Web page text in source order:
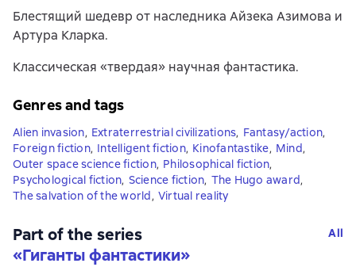
Блестящий шедевр от наследника Айзека Азимова и
Артура Кларка.
Классическая «твердая» научная фантастика.
Genres and tags
Alien invasion, Extraterrestrial civilizations, Fantasy/action,
Foreign fiction, Intelligent fiction, Kinofantastike, Mind,
Outer space science fiction, Philosophical fiction,
Psychological fiction, Science fiction, The Hugo award,
The salvation of the world, Virtual reality
Part of the series
«Гиганты фантастики»
All